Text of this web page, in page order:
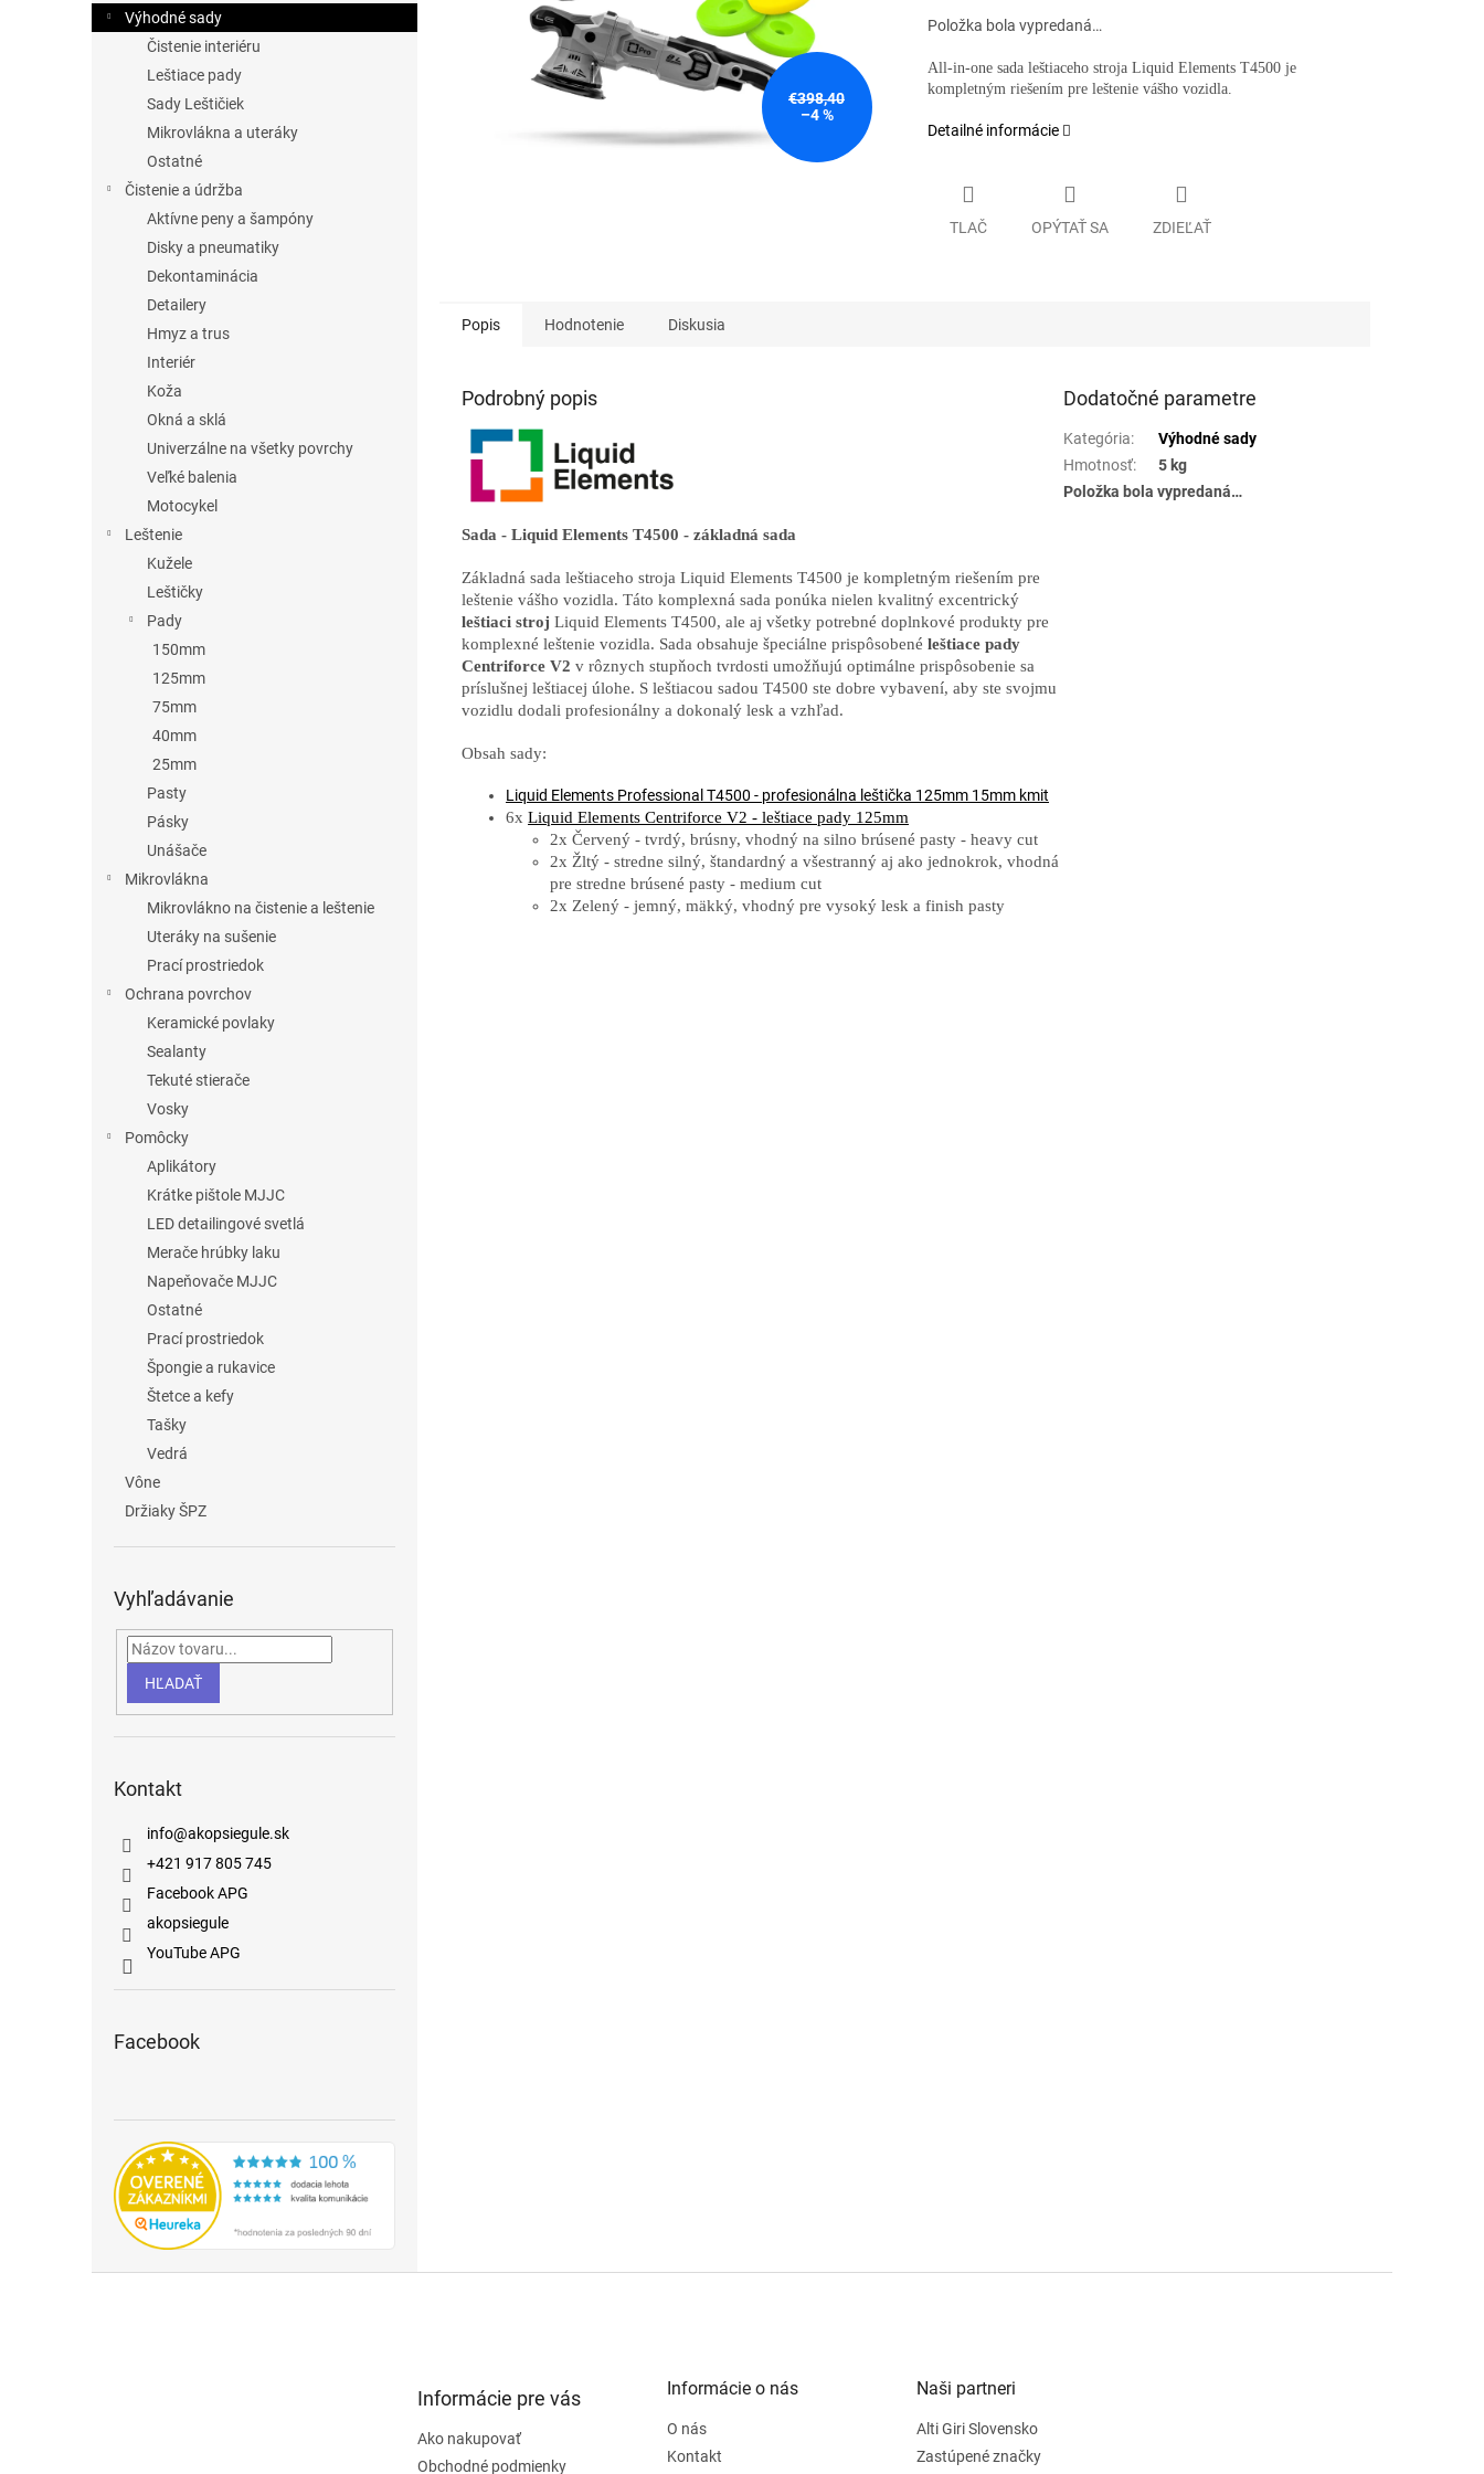
Výhodné sady
Čistenie interiéru
Leštiace pady
Sady Leštičiek
Mikrovlákna a uteráky
Ostatné
Čistenie a údržba
Aktívne peny a šampóny
Disky a pneumatiky
Dekontaminácia
Detailery
Hmyz a trus
Interiér
Koža
Okná a sklá
Univerzálne na všetky povrchy
Veľké balenia
Motocykel
Leštenie
Kužele
Leštičky
Pady
150mm
125mm
75mm
40mm
25mm
Pasty
Pásky
Unášače
Mikrovlákna
Mikrovlákno na čistenie a leštenie
Uteráky na sušenie
Prací prostriedok
Ochrana povrchov
Keramické povlaky
Sealanty
Tekuté stierače
Vosky
Pomôcky
Aplikátory
Krátke pištole MJJC
LED detailingové svetlá
Merače hrúbky laku
Napeňovače MJJC
Ostatné
Prací prostriedok
Špongie a rukavice
Štetce a kefy
Tašky
Vedrá
Vône
Držiaky ŠPZ
Vyhľadávanie
HĽADAŤ
Kontakt
info@akopsiegule.sk
+421 917 805 745
Facebook APG
akopsiegule
YouTube APG
Facebook
€398,40
–4 %
Položka bola vypredaná…
All-in-one sada leštiaceho stroja Liquid Elements T4500 je
kompletným riešením pre leštenie vášho vozidla.
Detailné informácie
TLAČ OPÝTAŤ SA ZDIEĽAŤ
Popis Hodnotenie Diskusia
Podrobný popis
Sada - Liquid Elements T4500 - základná sada
Základná sada leštiaceho stroja Liquid Elements T4500 je kompletným riešením pre
leštenie vášho vozidla. Táto komplexná sada ponúka nielen kvalitný excentrický
leštiaci stroj Liquid Elements T4500, ale aj všetky potrebné doplnkové produkty pre
komplexné leštenie vozidla. Sada obsahuje špeciálne prispôsobené leštiace pady
Centriforce V2 v rôznych stupňoch tvrdosti umožňujú optimálne prispôsobenie sa
príslušnej leštiacej úlohe. S leštiacou sadou T4500 ste dobre vybavení, aby ste svojmu
vozidlu dodali profesionálny a dokonalý lesk a vzhľad.
Obsah sady:
Liquid Elements Professional T4500 - profesionálna leštička 125mm 15mm kmit
6x Liquid Elements Centriforce V2 - leštiace pady 125mm
2x Červený - tvrdý, brúsny, vhodný na silno brúsené pasty - heavy cut
2x Žltý - stredne silný, štandardný a všestranný aj ako jednokrok, vhodná
pre stredne brúsené pasty - medium cut
2x Zelený - jemný, mäkký, vhodný pre vysoký lesk a finish pasty
Dodatočné parametre
Kategória:
Výhodné sady
Hmotnosť:
5 kg
Položka bola vypredaná…
Informácie pre vás
Ako nakupovať
Obchodné podmienky
Informácie o nás
O nás
Kontakt
Naši partneri
Alti Giri Slovensko
Zastúpené značky